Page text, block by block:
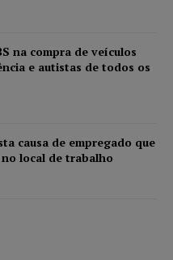
na compra de veículos
e autistas de todos os
causa de empregado que
local de trabalho